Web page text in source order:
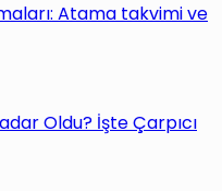
Atama takvimi ve
Oldu? İşte Çarpıcı